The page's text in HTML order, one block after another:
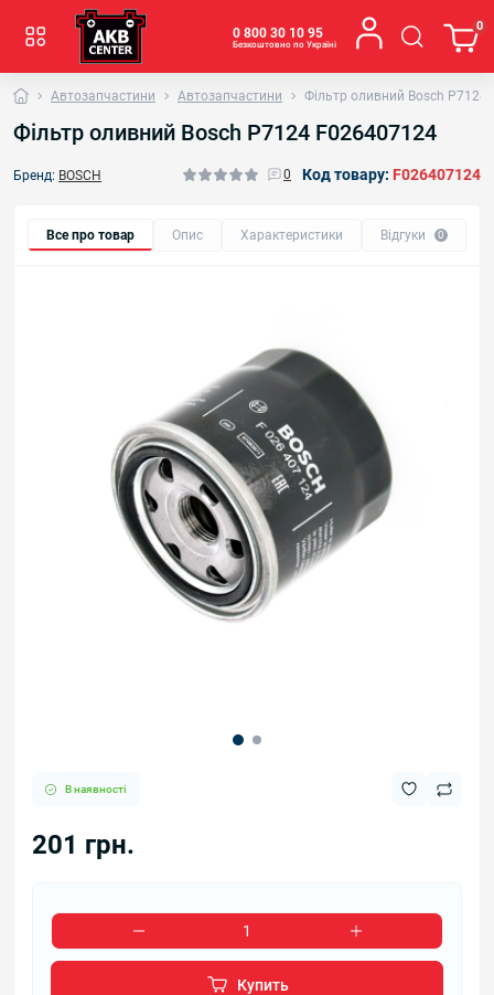
0 800 30 10 95
Безкоштовно по Україні
0
Автозапчастини Автозапчастини Фільтр оливний Bosch P7124
Фільтр оливний Bosch P7124 F026407124
Бренд: BOSCH 0 Код товару: F026407124
Все про товар Опис Характеристики Відгуки 0
В наявності
201 грн.
Купить